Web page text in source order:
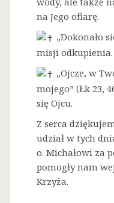
na Jego ofiarę.
„Dokonało
misji odkupienia.
„Ojcze, w
mojego” (Łk 23,
się Ojcu.
Z serca
udział w tych
o. Michałowi za
pomogły nam
Krzyża.